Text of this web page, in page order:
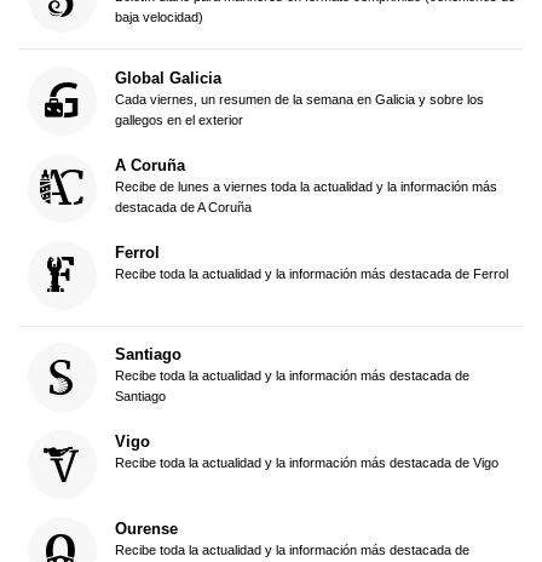
baja velocidad)
Global Galicia
Cada viernes, un resumen de la semana en Galicia y sobre los
gallegos en el exterior
A Coruña
Recibe de lunes a viernes toda la actualidad y la información más
destacada de A Coruña
Ferrol
Recibe toda la actualidad y la información más destacada de Ferrol
Santiago
Recibe toda la actualidad y la información más destacada de
Santiago
Vigo
Recibe toda la actualidad y la información más destacada de Vigo
Ourense
Recibe toda la actualidad y la información más destacada de